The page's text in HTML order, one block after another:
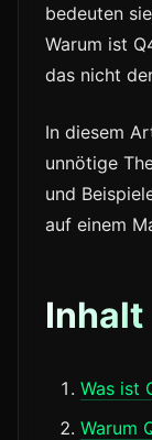
bedeuten
Warum ist
das nicht
In diesem
unnötige
und
auf einem
Inhalt
Was ist
Warum